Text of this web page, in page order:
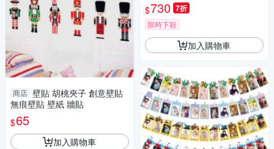
商店 壁貼 胡桃夾子 創意壁貼
無痕壁貼 壁紙 牆貼
$65
加入購物車
$730 7折
限時下殺
加入購物車